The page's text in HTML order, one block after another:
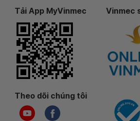
Tải App MyVinmec Vinmec
Theo dõi chúng tôi